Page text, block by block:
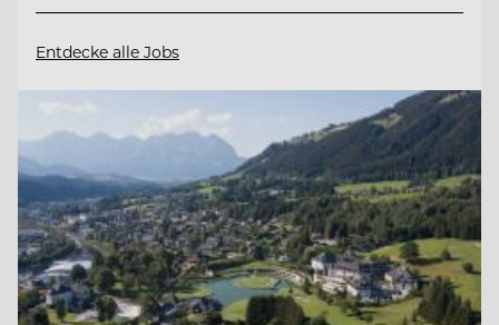
Entdecke alle Jobs